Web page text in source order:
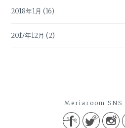
2018年1月 (16)
2017年12月 (2)
Meriaroom SNS